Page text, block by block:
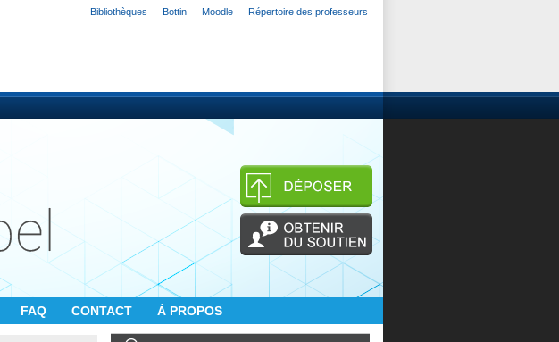
Bibliothèques Bottin Moodle Répertoire des professeurs
FAQ CONTACT À PROPOS